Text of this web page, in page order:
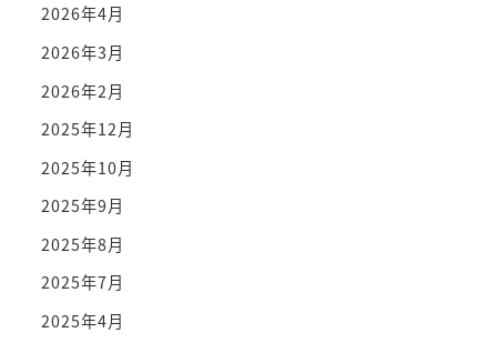
2026年4月
2026年3月
2026年2月
2025年12月
2025年10月
2025年9月
2025年8月
2025年7月
2025年4月